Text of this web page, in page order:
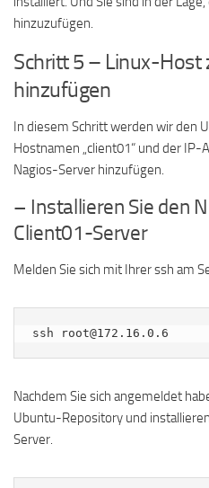
hinzuzufügen.
Schritt 5 – Linux-
hinzufügen
In diesem Schritt werden wir den
Hostnamen „client01“ und der IP-
Nagios-Server hinzufügen.
– Installieren Sie den
Client01-Server
Melden Sie sich mit Ihrer ssh am
ssh root@172.16.0.6
Nachdem Sie sich angemeldet
Ubuntu-Repository und
Server.